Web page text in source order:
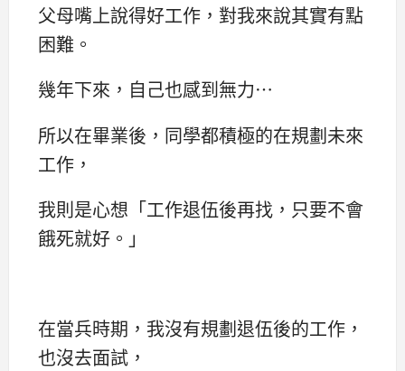
父母嘴上說得好工作，對我來說其實有點
困難。
幾年下來，自己也感到無力…
所以在畢業後，同學都積極的在規劃未來
工作，
我則是心想「工作退伍後再找，只要不會
餓死就好。」
在當兵時期，我沒有規劃退伍後的工作，
也沒去面試，